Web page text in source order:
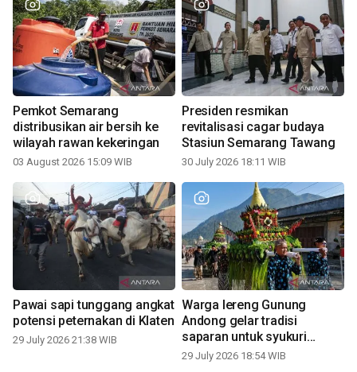
Pemkot Semarang
distribusikan air bersih ke
wilayah rawan kekeringan
03 August 2026 15:09 WIB
Presiden resmikan
revitalisasi cagar budaya
Stasiun Semarang Tawang
30 July 2026 18:11 WIB
Pawai sapi tunggang angkat
potensi peternakan di Klaten
29 July 2026 21:38 WIB
Warga lereng Gunung
Andong gelar tradisi
saparan untuk syukuri
panen
29 July 2026 18:54 WIB